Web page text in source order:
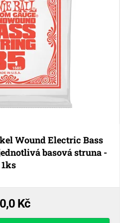
Wound Electric Bass
basová struna -
1ks
Kč